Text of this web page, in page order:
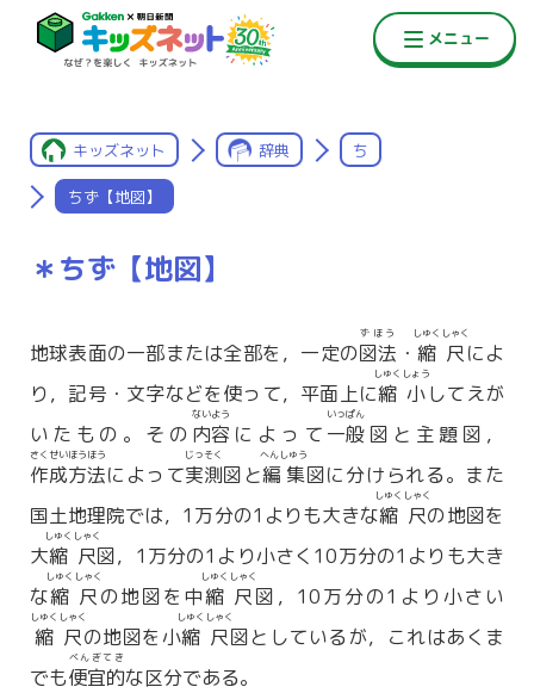
キッズネット 辞典 ち
ちず【地図】
＊ちず【地図】
地球表面の一部または全部を，一定の図法
ずほう
・ 縮尺
しゅくしゃく
によ
り，記号・文字などを使って，平面上に縮小
しゅくしょう
してえが
いたもの。その 内容
ないよう
によって 一般
いっぱん
図と主題図，
作成方法
さくせいほうほう
によって実測
じっそく
図と編集
へんしゅう
図に分けられる。また
国土地理院では，1万分の1よりも大きな縮尺
しゅくしゃく
の地図を
大縮尺
しゅくしゃく
図，1万分の1より小さく10万分の1よりも大き
な縮尺
しゅくしゃく
の地図を中縮尺
しゅくしゃく
図，10万分の1より小さい
縮尺
しゅくしゃく
の地図を小縮尺
しゅくしゃく
図としているが，これはあくま
でも便宜的
べんぎてき
な区分である。